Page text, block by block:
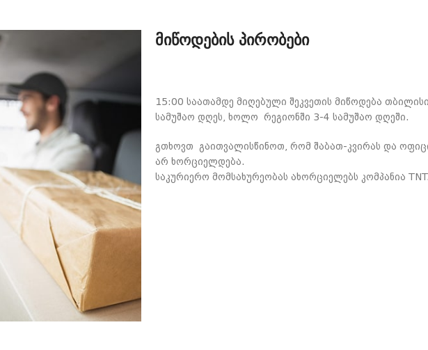
მიწოდების პირობები
15:00 საათამდე მიღებული შეკვეთის მიწოდება
სამუშაო დღეს, ხოლო რეგიონში 3-4 სამუშაო დღეში.
გთხოვთ გაითვალისწინოთ, რომ შაბათ-კვირას და
არ ხორციელდება.
საკურიერო მომსახურეობას ახორციელებს კომპანია TNT.